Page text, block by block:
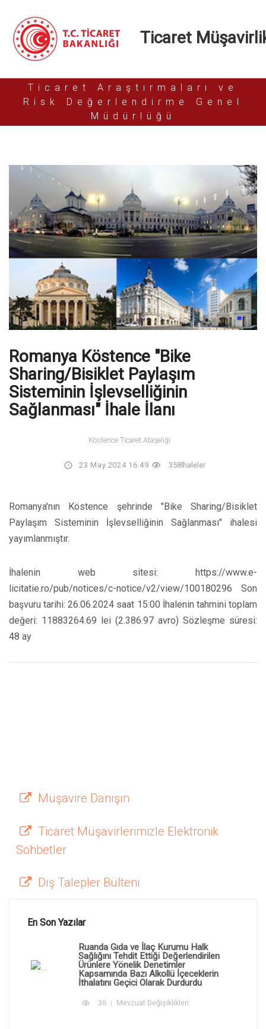
Ticaret
Ticaret Araştırmaları ve
Risk Değerlendirme Genel
Müdürlüğü
Romanya Köstence "Bike
Sharing/Bisiklet Paylaşım
Sisteminin İşlevselliğinin
Sağlanması" İhale İlanı
Köstence Ticaret Ataşeliği
23 May 2024 16:49 358İhaleler
Romanya'nın Köstence şehrinde "Bike Sharing/Bisiklet
Paylaşım Sisteminin İşlevselliğinin Sağlanması" ihalesi
yayımlanmıştır.
İhalenin web sitesi: https://www.e-
licitatie.ro/pub/notices/c-notice/v2/view/100180296 Son
başvuru tarihi: 26.06.2024 saat 15:00 İhalenin tahmini toplam
değeri: 11883264.69 lei (2.386.97 avro) Sözleşme süresi:
48 ay
Müşavire Danışın
Ticaret Müşavirlerimizle Elektronik
Sohbetler
Dış Talepler Bülteni
En Son Yazılar
Ruanda Gıda ve İlaç Kurumu Halk
Sağlığını Tehdit Ettiği Değerlendirilen
Ürünlere Yönelik Denetimler
Kapsamında Bazı Alkollü İçeceklerin
İthalatını Geçici Olarak Durdurdu
36 Mevzuat Değişiklikleri